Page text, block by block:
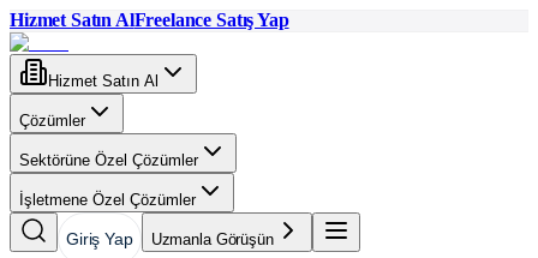
Hizmet Satın AlFreelance Satış Yap
Hizmet Satın Al
Çözümler
Sektörüne Özel Çözümler
İşletmene Özel Çözümler
Giriş Yap Uzmanla Görüşün